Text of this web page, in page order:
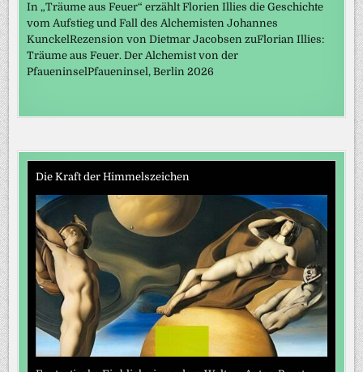
In „Träume aus Feuer“ erzählt Florien Illies die Geschichte
vom Aufstieg und Fall des Alchemisten Johannes
KunckelRezension von Dietmar Jacobsen zuFlorian Illies:
Träume aus Feuer. Der Alchemist von der
PfaueninselPfaueninsel, Berlin 2026
Die Kraft der Himmelszeichen